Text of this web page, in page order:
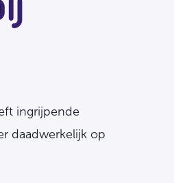
ingrijpende
daadwerkelijk op